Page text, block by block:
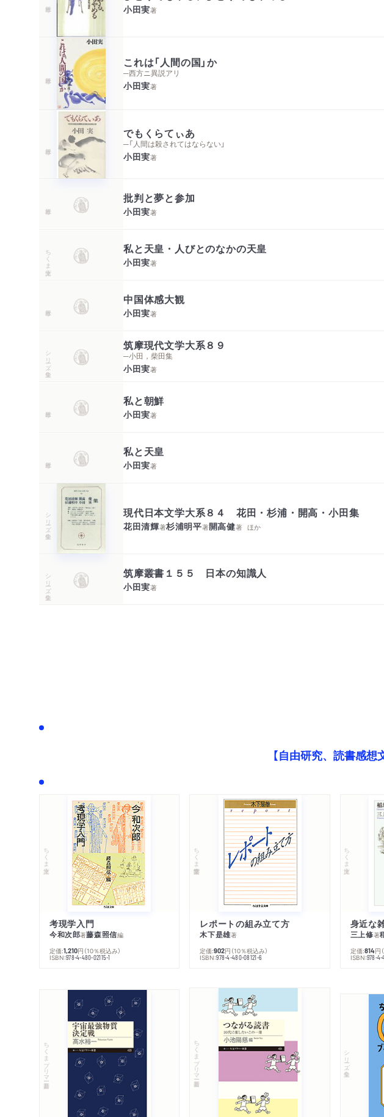
小田実著
これは「人間の国」か
─西方ニ異説アリ
小田実著
でもくらてぃあ
─「人間は殺されてはならない」
小田実著
批判と夢と参加
小田実著
ちくま文庫 私と天皇・人びとのなかの天皇
小田実著
中国体感大観
小田実著
シリーズ・全集
筑摩現代文学大系８９
─小田，柴田集
小田実著
私と朝鮮
小田実著
私と天皇
小田実著
シリーズ・全集 現代日本文学大系８４ 花田・杉浦・開高・小田集
花田清輝著杉浦明平著開高健著 ほか
シリーズ・全集 筑摩叢書１５５ 日本の知識人
小田実著
【自由研究、読書感
ちくま文庫
考現学入門
今和次郎著藤森照信編
定価:1,210円 （10％税込み）
ISBN:978-4-480-02115-1
ちくま学芸文庫
レポートの組み立て方
木下是雄著
定価:902円 （10％税込み）
ISBN:978-4-480-08121-6
ちくま文庫
身近な
三上修著
定価:814円
ISBN:978-4-
ちくまプリマー新書 ちくまプリマー新書 シリーズ・全集